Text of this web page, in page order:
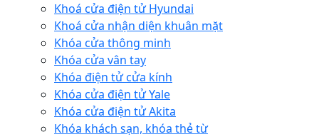
Khoá cửa điện tử Hyundai
Khoá cửa nhận diện khuân mặt
Khóa cửa thông minh
Khóa cửa vân tay
Khóa điện tử cửa kính
Khóa cửa điện tử Yale
Khóa cửa điện tử Akita
Khóa khách sạn, khóa thẻ từ